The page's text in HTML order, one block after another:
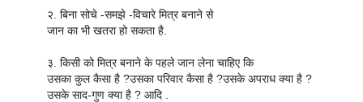
२. बिना सोचे -समझे -विचारे मित्र बनाने से
जान का भी खतरा हो सकता है.
३. किसी को मित्र बनाने के पहले जान लेना चाहिए कि
उसका कुल कैसा है ?उसका परिवार कैसा है ?उसके अपराध क्या है ?
उसके साद-गुण क्या है ? आदि .